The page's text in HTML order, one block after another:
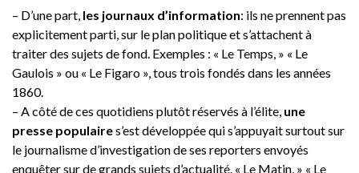
– D’une part, les journaux d’information: ils ne prennent pas
explicitement parti, sur le plan politique et s’attachent à
traiter des sujets de fond. Exemples : « Le Temps, » « Le
Gaulois » ou « Le Figaro », tous trois fondés dans les années
1860.
– A côté de ces quotidiens plutôt réservés à l’élite, une
presse populaires’est développée qui s’appuyait surtout sur
le journalisme d’investigation de ses reporters envoyés
enquêter sur de grands sujets d’actualité. « Le Matin, » « Le